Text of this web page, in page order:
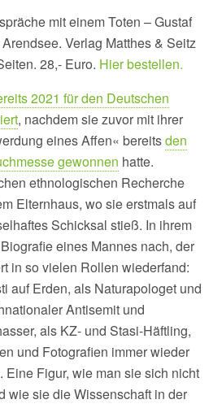
mit einem Toten – Gustaf
Verlag Matthes & Seitz
28,- Euro. Hier bestellen.
2021 für den Deutschen
, nachdem sie zuvor mit ihrer
eines Affen« bereitsden
gewonnen hatte.
ethnologischen Recherche
Elternhaus, wo sie erstmals auf
Schicksal stieß. In ihrem
eines Mannes nach, der
in so vielen Rollen wiederfand:
auf Erden, als Naturapologet und
Antisemit und
als KZ- und Stasi-Häftling,
und Fotografien immer wieder
Eine Figur, wie man sie sich nicht
wie sie die Wissenschaft in der